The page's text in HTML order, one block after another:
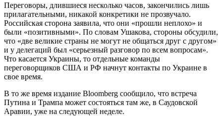
Переговоры, длившиеся несколько часов, закончились лишь
прилагательными, никакой конкретики не прозвучало.
Российская сторона заявила, что они «прошли неплохо» и
были «позитивными». По словам Ушакова, стороны обсудили,
что «две великие страны не могут не общаться друг с другом»
и у делегаций был «серьезный разговор по всем вопросам».
Что касается Украины, то отдельные команды
переговорщиков США и РФ начнут контакты по Украине в
свое время.
В то же время издание Bloomberg сообщило, что встреча
Путина и Трампа может состояться там же, в Саудовской
Аравии, уже на следующей неделе.